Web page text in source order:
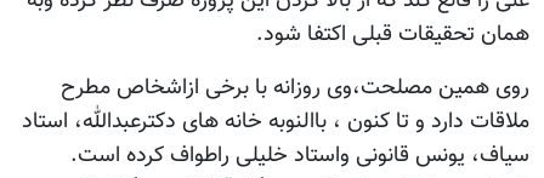
همان تحقیقات قبلی اکتفا شود.
روی همین مصلحت،وی روزانه با برخی ازاشخاص مطرح
ملاقات دارد و تا کنون ، باالنوبه خانه های دکترعبدالله، استاد
سیاف، یونس قانونی واستاد خلیلی راطواف کرده است.